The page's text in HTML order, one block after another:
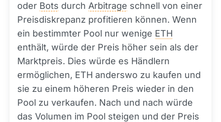
oder Bots durch Arbitrage schnell von einer
Preisdiskrepanz profitieren können. Wenn
ein bestimmter Pool nur wenige ETH
enthält, würde der Preis höher sein als der
Marktpreis. Dies würde es Händlern
ermöglichen, ETH anderswo zu kaufen und
sie zu einem höheren Preis wieder in den
Pool zu verkaufen. Nach und nach würde
das Volumen im Pool steigen und der Preis